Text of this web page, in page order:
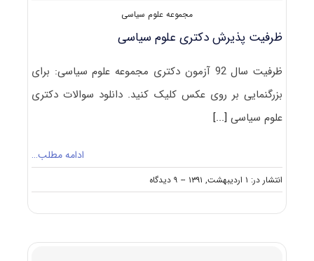
مجموعه علوم سیاسی
ظرفیت پذیرش دکتری علوم سیاسی
ظرفیت سال 92 آزمون دکتری مجموعه علوم سیاسی: برای
بزرگنمایی بر روی عکس کلیک کنید. دانلود سوالات دکتری
علوم سیاسی[...]
ادامه مطلب…
انتشار در: ۱ اردیبهشت, ۱۳۹۱ -- ۹ دیدگاه
on
ظرفیت
سیاسی